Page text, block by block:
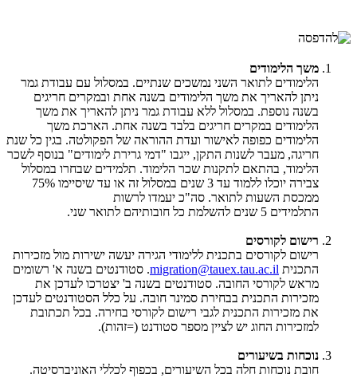
משך הלימודים
הלימודים לתואר השני נמשכים שנתיים. במסלול עם עבודת גמר
ניתן להאריך את משך הלימודים בשנה אחת ובמקרים חריגים
בשנה נוספת. במסלול ללא עבודת גמר ניתן להאריך את משך
הלימודים במקרים חריגים בלבד בשנה אחת. הארכת משך
הלימודים כפופה לאישור ועדת ההוראה של הפקולטה. בגין כל שנת
חריגה, מעבר לשנות התקן, ייגבו "דמי גרירת לימודים" בנוסף לשכר
הלימוד, בהתאם לתקנות שכר הלימוד. תלמידים שבחרו במסלול
צבירה יוכלו ללמוד עד 3 שנים במסלול זה או עד שיסיימו 75%
ממכסת השעות לתואר. סה"כ יעמדו לרשות
התלמידים 5 שנים להשלמת כל חובותיהם לתואר שני.
רישום לקורסים
רישום לקורסים בתכנית ללימודי הגירה יעשה ישירות מול מזכירות
התכנית migration@tauex.tau.ac.il. סטודנטים בשנה א' רשומים
מראש לקורסי החובה. סטודנטים בשנה ב' יצטרכו לעדכן את
מזכירות התכנית בבחירת סמינר חובה. על כלל הסטודנטים לעדכן
את מזכירות התכנית לגבי רישום לקורסי בחירה. בכל תכתובת
למזכירות החוג יש לציין מספר סטודנט (=זהות).
נוכחות בשיעורים
חובת נוכחות חלה בכל השיעורים, בכפוף לכללי האוניברסיטה.